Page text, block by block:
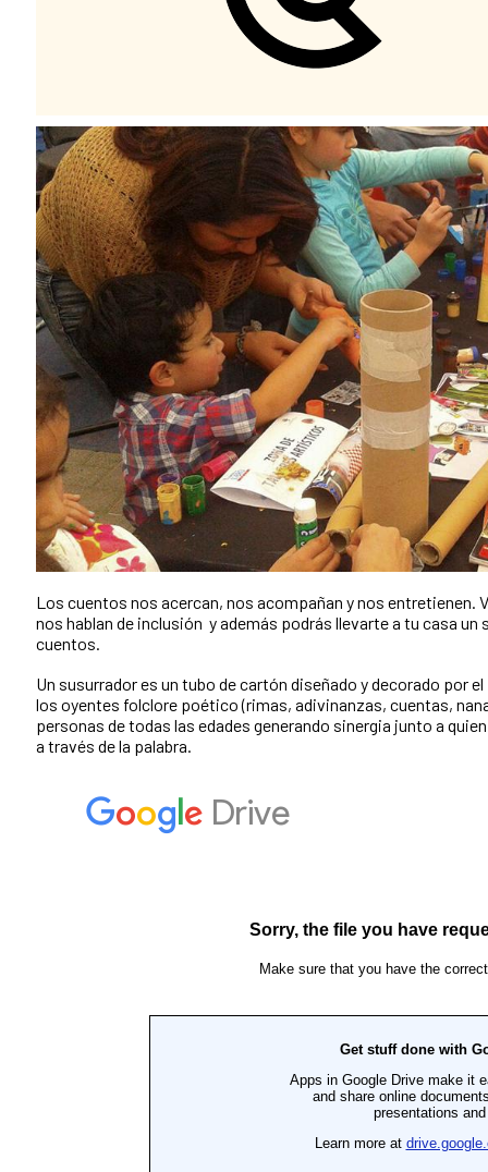
Los cuentos nos acercan, nos acompañan y nos entretienen.
nos hablan de inclusión y además podrás llevarte a tu casa
cuentos.
Un susurrador es un tubo de cartón diseñado y decorado por
los oyentes folclore poético (rimas, adivinanzas, cuentas,
personas de todas las edades generando sinergia junto a
a través de la palabra.